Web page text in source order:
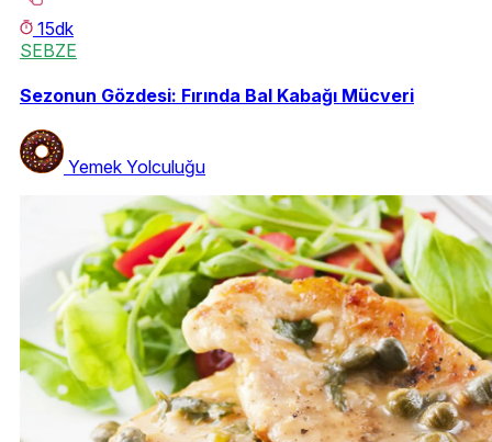
15dk
SEBZE
Sezonun Gözdesi: Fırında Bal Kabağı Mücveri
Yemek Yolculuğu